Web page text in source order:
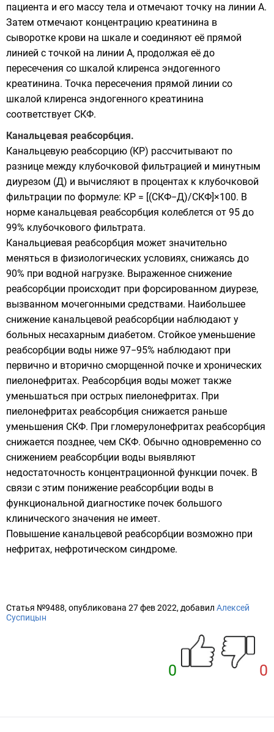
пациента и его массу тела и отмечают точку на линии А.
Затем отмечают концентрацию креатинина в
сыворотке крови на шкале и соединяют её прямой
линией с точкой на линии А, продолжая её до
пересечения со шкалой клиренса эндогенного
креатинина. Точка пересечения прямой линии со
шкалой клиренса эндогенного креатинина
соответствует СКФ.
Канальцевая реабсорбция.
Канальцевую реабсорцию (КР) рассчитывают по
разнице между клубочковой фильтрацией и минутным
диурезом (Д) и вычисляют в процентах к клубочковой
фильтрации по формуле: КР = [(СКФ−Д)/СКФ]×100. В
норме канальцевая реабсорбция колеблется от 95 до
99% клубочкового фильтрата.
Канальциевая реабсорбция может значительно
меняться в физиологических условиях, снижаясь до
90% при водной нагрузке. Выраженное снижение
реабсорбции происходит при форсированном диурезе,
вызванном мочегонными средствами. Наибольшее
снижение канальцевой реабсорбции наблюдают у
больных несахарным диабетом. Стойкое уменьшение
реабсорбции воды ниже 97−95% наблюдают при
первично и вторично сморщенной почке и хронических
пиелонефритах. Реабсорбция воды может также
уменьшаться при острых пиелонефритах. При
пиелонефритах реабсорбция снижается раньше
уменьшения СКФ. При гломерулонефритах реабсорбция
снижается позднее, чем СКФ. Обычно одновременно со
снижением реабсорбции воды выявляют
недостаточность концентрационной функции почек. В
связи с этим понижение реабсорбции воды в
функциональной диагностике почек большого
клинического значения не имеет.
Повышение канальцевой реабсорбции возможно при
нефритах, нефротическом синдроме.
Статья №9488, опубликована 27 фев 2022, добавил Алексей
Суспицын
0 0